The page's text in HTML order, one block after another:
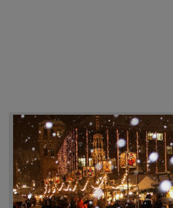
Recherche d'hôtels et autres...
Destination
Du Au